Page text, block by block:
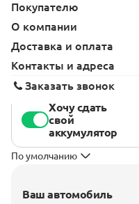
Cultus 2
1998 1.3 (85
Хочу сдать
свой
аккумулятор
По умолчанию
Ваш автомобиль
Покупателю
О компании
Доставка и оплата
Контакты и адреса
Заказать звонок